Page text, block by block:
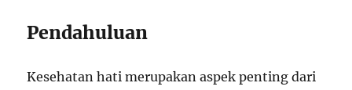
Pendahuluan
Kesehatan hati merupakan aspek penting dari